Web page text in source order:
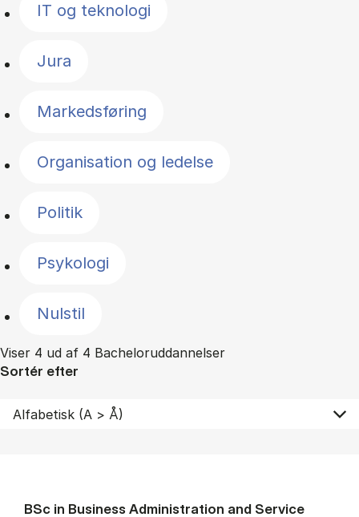
IT og teknologi
Jura
Markedsføring
Organisation og ledelse
Politik
Psykologi
Nulstil
Viser 4 ud af 4 Bacheloruddannelser
Sortér efter
BSc in Busi­ness Ad­min­is­tra­tion and Ser­vice